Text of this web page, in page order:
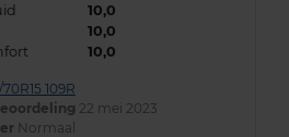
10,0
10,0
10,0
70R15 109R
22 mei 2023
Normaal